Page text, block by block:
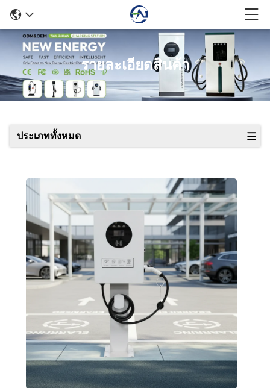
รายละเอียดสินค้า
ประเภททั้งหมด